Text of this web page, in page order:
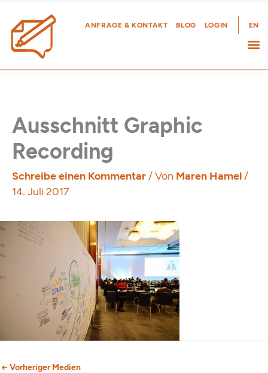
Inhalt
springen
ANFRAGE & KONTAKT BLOG LOGIN EN
Ausschnitt Graphic
Recording
Schreibe einen Kommentar/ Von Maren Hamel/
14. Juli 2017
← Vorheriger Medien